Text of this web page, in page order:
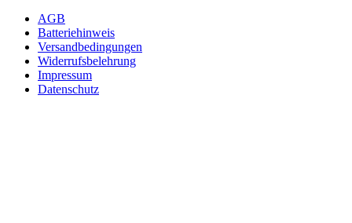
AGB
Batteriehinweis
Versandbedingungen
Widerrufsbelehrung
Impressum
Datenschutz